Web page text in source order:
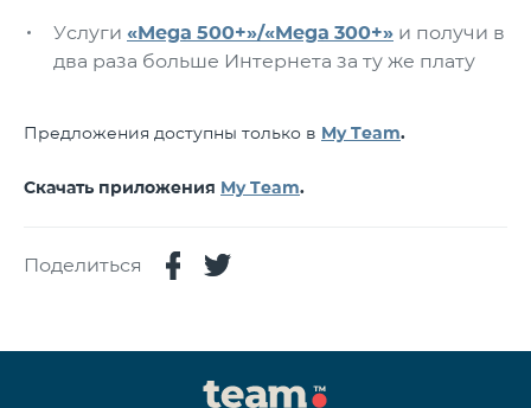
Услуги «Mega 500+»/«Mega 300+» и получи в
два раза больше Интернета за ту же плату
Предложения доступны только в My Team.
Скачать приложения My Team.
Поделиться